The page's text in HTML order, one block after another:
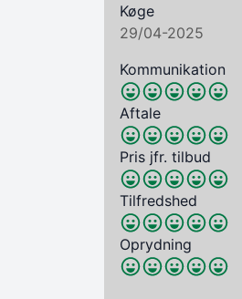
Køge
29/04-2025
Kommunikation
Aftale
Pris jfr. tilbud
Tilfredshed
Oprydning